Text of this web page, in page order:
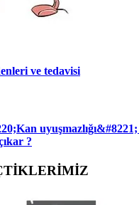
ve tedavisi
?